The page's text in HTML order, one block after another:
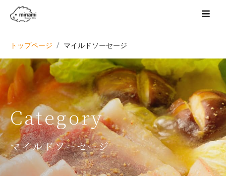
トップページ マイルドソーセージ
Category
マイルドソーセージ